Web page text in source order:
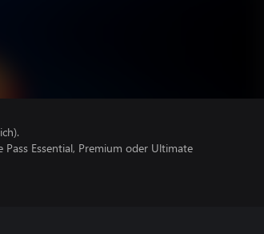
Essential, Premium oder Ultimate